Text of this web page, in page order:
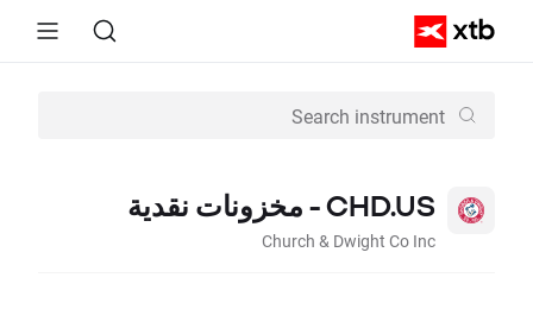
CHD.US - مخزونات نقدية
Church & Dwight Co Inc